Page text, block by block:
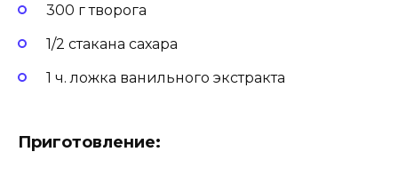
300 г творога
1/2 стакана сахара
1 ч. ложка ванильного экстракта
Приготовление: